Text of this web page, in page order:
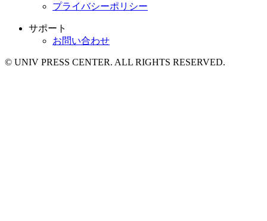
プライバシーポリシー
サポート
お問い合わせ
© UNIV PRESS CENTER. ALL RIGHTS RESERVED.